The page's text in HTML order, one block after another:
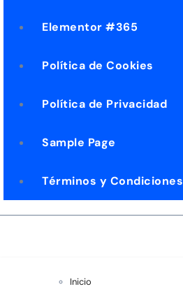
Elementor #365
Política de Cookies
Política de Privacidad
Sample Page
Términos y Condiciones
Inicio